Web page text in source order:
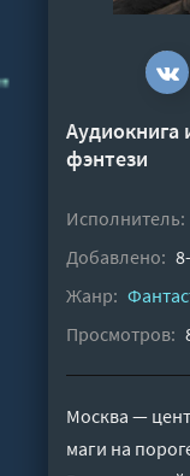
Аудиокнига
фэнтези
Исполнитель:
Добавлено:
Жанр:
Просмотров:
Москва —
маги на